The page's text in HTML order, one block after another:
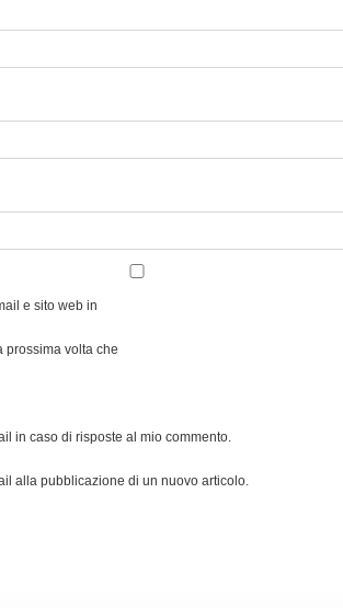
e sito web in
prossima volta che
in caso di risposte al mio commento.
alla pubblicazione di un nuovo articolo.